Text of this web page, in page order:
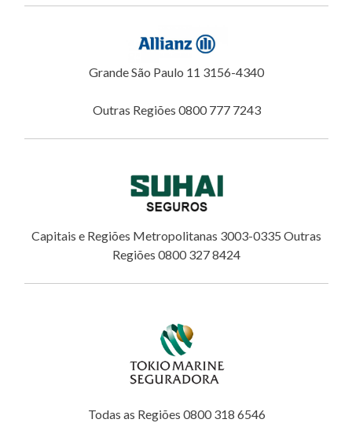
Grande São Paulo 11 3156-4340
Outras Regiões 0800 777 7243
Capitais e Regiões Metropolitanas 3003-0335 Outras
Regiões 0800 327 8424
Todas as Regiões 0800 318 6546